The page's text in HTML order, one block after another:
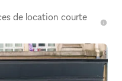
de location courte